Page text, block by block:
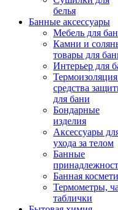
белья
Банные аксессуары
Мебель для
Камни и
товары для
Интерьер для
средства
для бани
Бондарные
изделия
Аксеcсуары
ухода за телом
Банные
Банная
Термометры,
таблички